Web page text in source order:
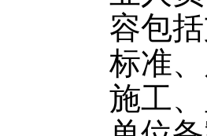
容包
标准
施工